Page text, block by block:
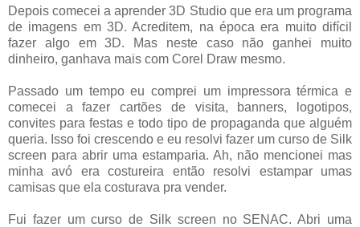
Depois comecei a aprender 3D Studio que era um programa
de imagens em 3D. Acreditem, na época era muito difícil
fazer algo em 3D. Mas neste caso não ganhei muito
dinheiro, ganhava mais com Corel Draw mesmo.
Passado um tempo eu comprei um impressora térmica e
comecei a fazer cartões de visita, banners, logotipos,
convites para festas e todo tipo de propaganda que alguém
queria. Isso foi crescendo e eu resolvi fazer um curso de Silk
screen para abrir uma estamparia. Ah, não mencionei mas
minha avó era costureira então resolvi estampar umas
camisas que ela costurava pra vender.
Fui fazer um curso de Silk screen no SENAC. Abri uma